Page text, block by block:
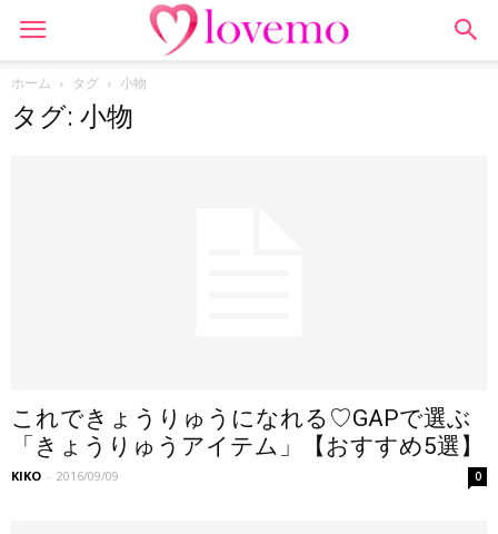
ホーム タグ 小物
タグ: 小物
これできょうりゅうになれる♡GAPで選ぶ
「きょうりゅうアイテム」【おすすめ5選】
KIKO - 2016/09/09 0